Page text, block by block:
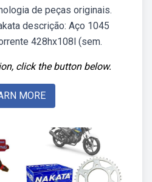
de peças originais.
descrição: Aço 1045
428hx108l (sem.
click the button below.
MORE